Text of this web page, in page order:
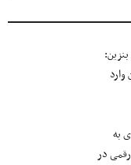
به
رقمی در